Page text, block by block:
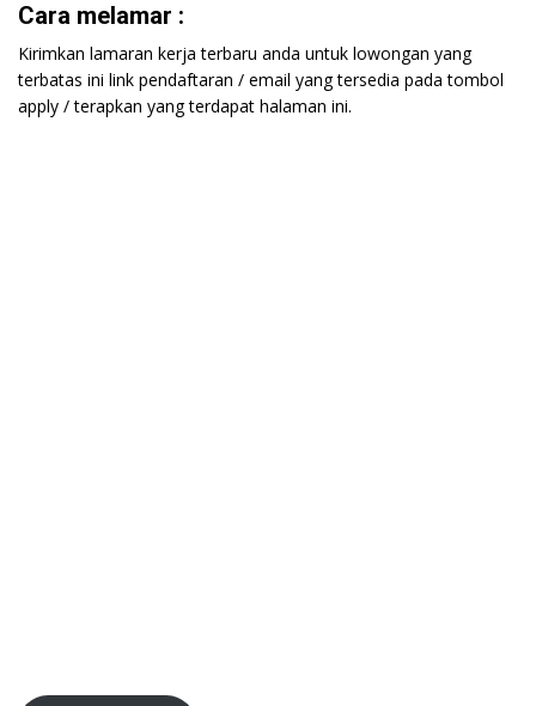
Cara melamar :
Kirimkan lamaran kerja terbaru anda untuk lowongan yang
terbatas ini link pendaftaran / email yang tersedia pada tombol
apply / terapkan yang terdapat halaman ini.